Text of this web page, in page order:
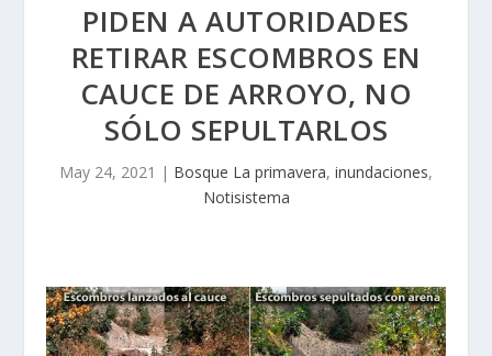
PIDEN A AUTORIDADES
RETIRAR ESCOMBROS EN
CAUCE DE ARROYO, NO
SÓLO SEPULTARLOS
May 24, 2021 | Bosque La primavera, inundaciones,
Notisistema